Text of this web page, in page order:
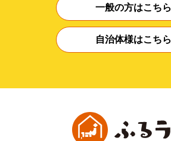
一般の方はこちら
自治体様はこちら